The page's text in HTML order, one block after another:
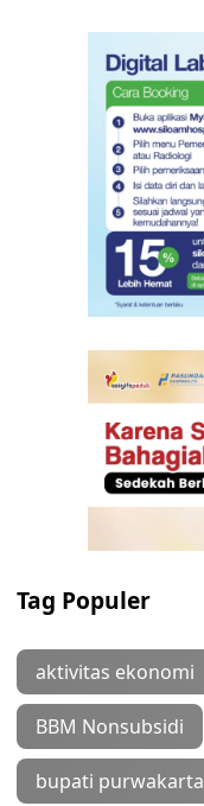
Tag Populer
aktivitas ekonomi
BBM Nonsubsidi
bupati purwakarta